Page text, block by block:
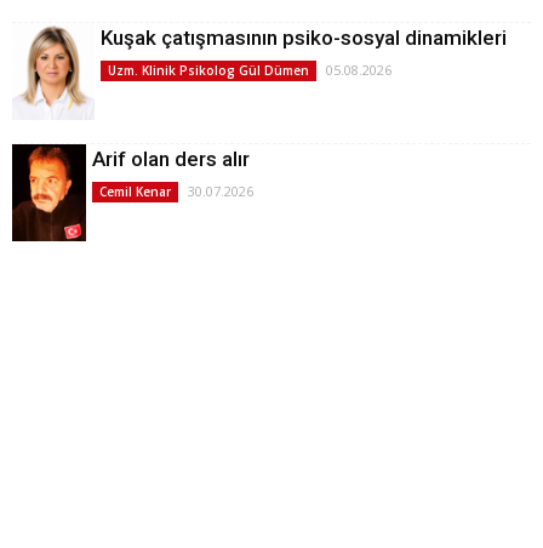
Kuşak çatışmasının psiko-sosyal dinamikleri
Uzm. Klinik Psikolog Gül Dümen 05.08.2026
Arif olan ders alır
Cemil Kenar 30.07.2026